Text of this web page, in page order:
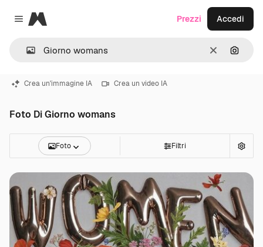
Close menu
Magnific
CancellaCerca
Prezzi Accedi
Crea un'immagine IA Crea un video IA
Foto Di Giorno womans
Foto Filtri